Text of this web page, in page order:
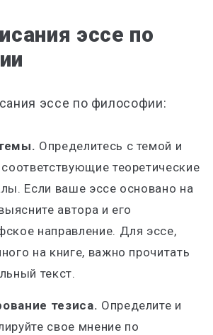
эссе по
эссе по философии:
Определитесь с темой и
соответствующие теоретические
Если ваше эссе основано на
автора и его
направление. Для эссе,
на книге, важно прочитать
текст.
тезиса. Определите и
свое мнение по